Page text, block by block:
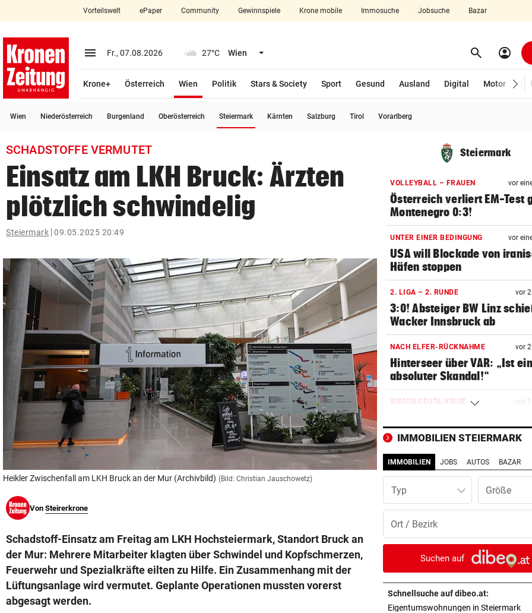
closeSchließen
account_circle Anmelden
arrow_right
Bundesland auswählen
bookmark
search
Suchbegriff
eingeben
© Krone Multimedia GmbH & Co KG 2026
Muthgasse 2, 1190 Wien
Vorteilswelt ePaper Community Gewinnspiele Krone mobile Immosuche Jobsuche Bazar
menu Menü aufklappen
Fr., 07.08.2026 27°C Wien Menü aufklappen search Suchen
account_circle
Krone+ Österreich Wien
Politik
Stars & Society Sport Gesund Ausland Digital Motor
Wien Niederösterreich Burgenland Oberösterreich Steiermark Kärnten Salzburg Tirol Vorarlberg
SCHADSTOFFE VERMUTET
Einsatz am LKH Bruck: Ärzten
plötzlich schwindelig
Steiermark 09.05.2025 20:49
Heikler Zwischenfall am LKH Bruck an der Mur (Archivbild) (Bild: Christian Jauschowetz)
Von Steirerkrone
Schadstoff-Einsatz am Freitag am LKH Hochsteiermark, Standort Bruck an
der Mur: Mehrere Mitarbeiter klagten über Schwindel und Kopfschmerzen,
Feuerwehr und Spezialkräfte eilten zu Hilfe. Ein Zusammenhang mit der
Lüftungsanlage wird vermutet. Geplante Operationen mussten vorerst
abgesagt werden.
Steiermark
VOLLEYBALL – FRAUEN vor
Österreich verliert EM-Test
Montenegro 0:3!
UNTER EINER BEDINGUNG vor
USA will Blockade von
Häfen stoppen
2. LIGA – 2. RUNDE vor
3:0! Absteiger BW Linz
Wacker Innsbruck ab
NACH ELFER-RÜCKNAHME vor
Hinterseer über VAR: „Ist ein
absoluter Skandal!“
WEGEN CEUTA-KRISE vor
Grenzkontrollen für Italien
SONNTAG NOCH IM KASTEN
Klubs aus Holland und
locken WAC-Goalie
BEI BARESI-ABSCHIED vor
Brasilien-Legende schockt
mit Mallet-Finger
KIND UND PARTNER TOT vor 2
Traktor-Unglück: Mutter
meldet sich zu Wort
IMMOBILIEN STEIERMARK
IMMOBILIEN JOBS AUTOS BAZAR
Typ
Suchen auf
Schnellsuche auf dibeo.at:
Eigentumswohnungen in Steiermarkin